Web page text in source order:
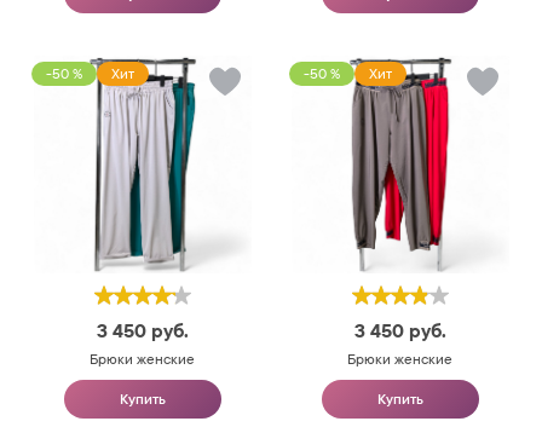
-50 % Хит
3 450 руб.
Брюки женские
Купить
-50 % Хит
3 450 руб.
Брюки женские
Купить